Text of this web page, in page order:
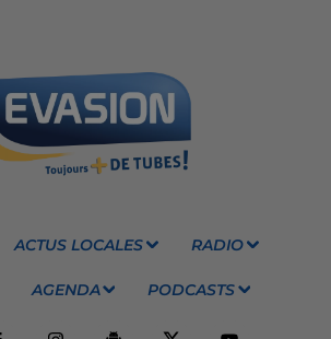
ACTUS LOCALES RADIO
AGENDA PODCASTS